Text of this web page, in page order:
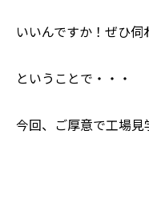
⸺いいんですか！ぜひ
ということで・・・
今回、ご厚意で工場見